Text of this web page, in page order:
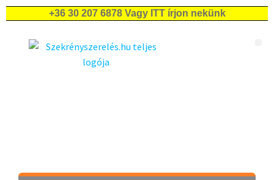
+36 30 207 6878 Vagy ITT írjon nekünk